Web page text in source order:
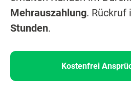
Mehrauszahlung. Rückruf
Stunden.
Kostenfrei